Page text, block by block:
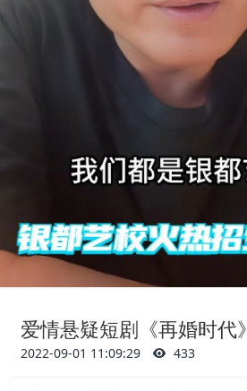
爱情悬疑短剧《再婚时代》
2022-09-01 11:09:29 433